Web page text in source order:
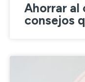
Ahorrar al
consejos